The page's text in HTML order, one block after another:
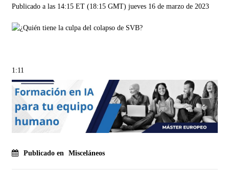
Publicado a las 14:15 ET (18:15 GMT) jueves 16 de marzo de 2023
1:11
Publicado en Misceláneos